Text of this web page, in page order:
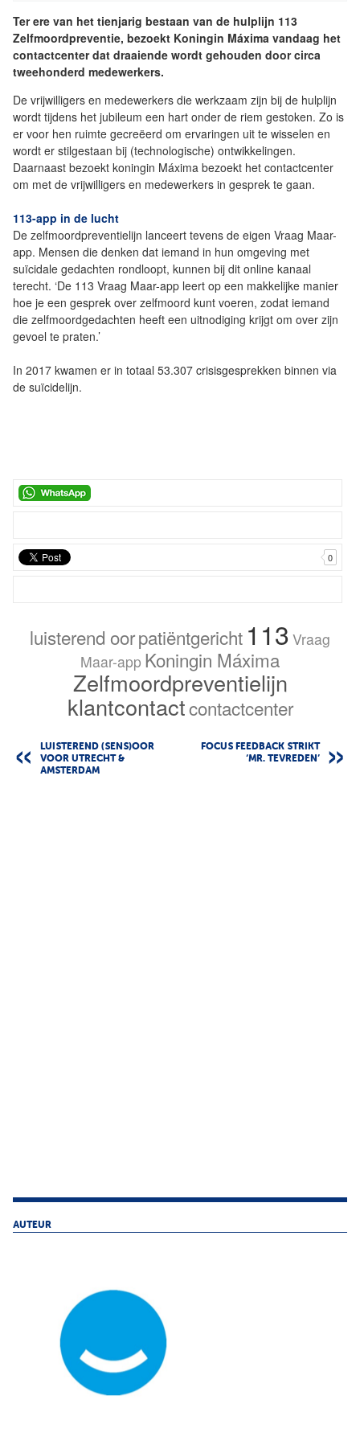
Ter ere van het tienjarig bestaan van de hulplijn 113
Zelfmoordpreventie, bezoekt Koningin Máxima vandaag het
contactcenter dat draaiende wordt gehouden door circa
tweehonderd medewerkers.
De vrijwilligers en medewerkers die werkzaam zijn bij de hulplijn
wordt tijdens het jubileum een hart onder de riem gestoken. Zo is
er voor hen ruimte gecreëerd om ervaringen uit te wisselen en
wordt er stilgestaan bij (technologische) ontwikkelingen.
Daarnaast bezoekt koningin Máxima bezoekt het contactcenter
om met de vrijwilligers en medewerkers in gesprek te gaan.
113-app in de lucht
De zelfmoordpreventielijn lanceert tevens de eigen Vraag Maar-
app. Mensen die denken dat iemand in hun omgeving met
suïcidale gedachten rondloopt, kunnen bij dit online kanaal
terecht. ‘De 113 Vraag Maar-app leert op een makkelijke manier
hoe je een gesprek over zelfmoord kunt voeren, zodat iemand
die zelfmoordgedachten heeft een uitnodiging krijgt om over zijn
gevoel te praten.’
In 2017 kwamen er in totaal 53.307 crisisgesprekken binnen via
de suïcidelijn.
0
luisterend oorpatiëntgericht 113 Vraag
Maar-app Koningin Máxima
Zelfmoordpreventielijn
klantcontactcontactcenter
LUISTEREND (SENS)OOR
VOOR UTRECHT &
AMSTERDAM
FOCUS FEEDBACK STRIKT
‘MR. TEVREDEN’
AUTEUR